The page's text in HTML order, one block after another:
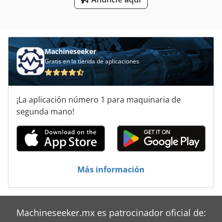
Máquina De La Espuma
Tablón De
Trituradoras De Espuma De Poliestireno
Ventanas De Seguridad
Machineseeker
Gratis en la tienda de aplicaciones
¡La aplicación número 1 para maquinaria de
segunda mano!
Más información
Machineseeker.mx es patrocinador oficial de: